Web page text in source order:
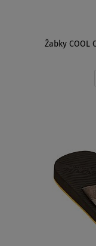
Žabky COOL